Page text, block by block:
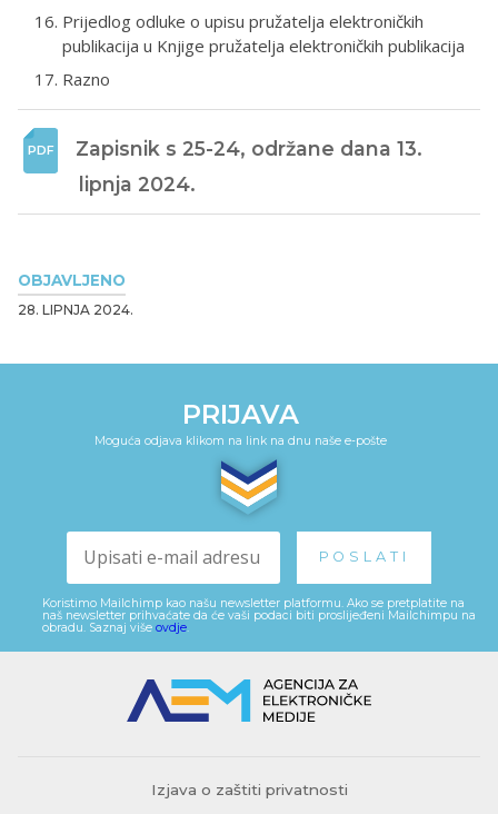
OBJAVLJENO
28. LIPNJA 2024.
Prijedlog odluke o upisu pružatelja elektroničkih
publikacija u Knjige pružatelja elektroničkih publikacija
Razno
Zapisnik s 25-24, održane dana 13.
lipnja 2024.
PRIJAVA
Moguća odjava klikom na link na dnu naše e-pošte
Koristimo Mailchimp kao našu newsletter platformu. Ako se pretplatite na
naš newsletter prihvaćate da će vaši podaci biti proslijeđeni Mailchimpu na
obradu. Saznaj više ovdje
Izjava o zaštiti privatnosti